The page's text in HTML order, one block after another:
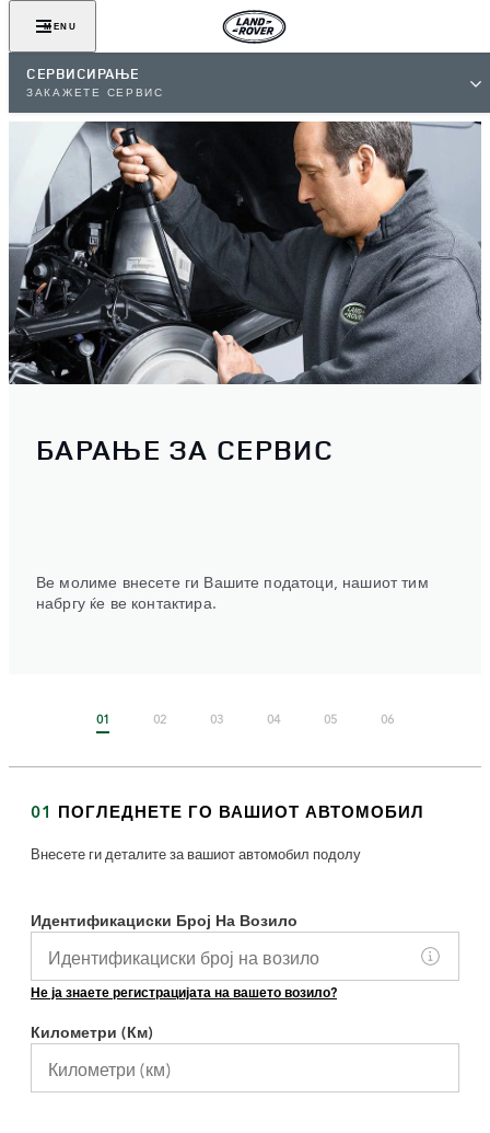
MENU
СЕРВИСИРАЊЕ
ЗАКАЖЕТЕ СЕРВИС
БАРАЊЕ ЗА СЕРВИС
Ве молиме внесете ги Вашите податоци, нашиот тим
набргу ќе ве контактира.